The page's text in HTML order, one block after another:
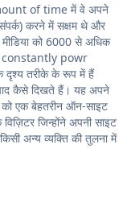
of time में वे अपने
करने में सक्षम थे और
को 6000 से अधिक
वे constantly powr
दृश्य तरीके के रूप में हैं
कैसे दिखते हैं। यह अपने
को एक बेहतरीन ऑन-साइट
जिन्होंने अपनी साइट
अन्य व्यक्ति की तुलना में